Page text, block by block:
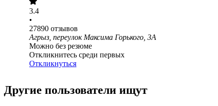
3.4
•
27890 отзывов
Агрыз, переулок Максима Горького, 3А
Можно без резюме
Откликнитесь среди первых
Откликнуться
Другие пользователи ищут